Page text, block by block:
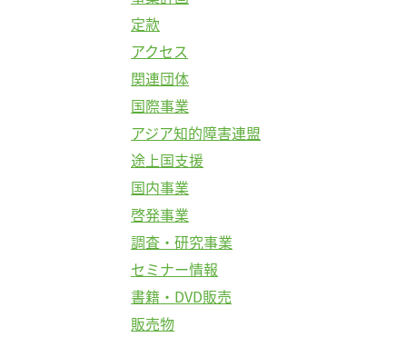
定款
アクセス
関連団体
国際事業
アジア知的障害連盟
途上国支援
国内事業
啓発事業
調査・研究事業
セミナー情報
書籍・DVD販売
販売物